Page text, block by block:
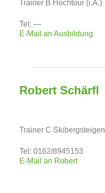
Trainer B Hochtour (i.A.)
Tel: —
E-Mail an Ausbildung
Robert Schärfl
Trainer C Skibergsteigen
Tel: 0162/8945153
E-Mail an Robert